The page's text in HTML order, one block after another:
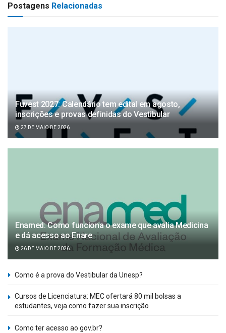
Postagens Relacionadas
Fuvest 2027: Calendário tem edital em agosto,
inscrições e provas definidas do Vestibular
27 DE MAIO DE 2026
Enamed: Como funciona o exame que avalia Medicina
e dá acesso ao Enare
26 DE MAIO DE 2026
Como é a prova do Vestibular da Unesp?
Cursos de Licenciatura: MEC ofertará 80 mil bolsas a
estudantes, veja como fazer sua inscrição
Como ter acesso ao gov.br?